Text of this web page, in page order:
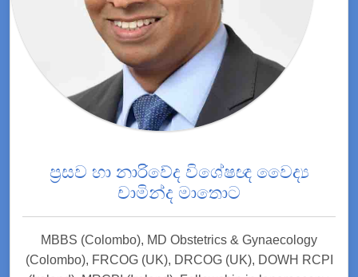
ප්‍රසව හා නාරිවේද විශේෂඥ වෛද්‍ය
චාමින්ද මාතොට
MBBS (Colombo), MD Obstetrics & Gynaecology
(Colombo), FRCOG (UK), DRCOG (UK), DOWH RCPI